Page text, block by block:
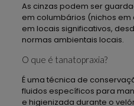
As cinzas podem ser
em columbários (nichos
em locais significativos,
normas ambientais locais.
O que é tanatopraxia?
É uma técnica de
fluidos específicos para
e higienizada durante o